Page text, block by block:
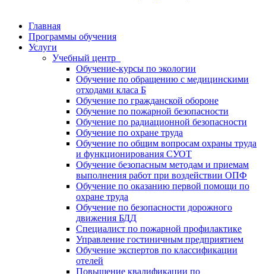
Главная
Программы обучения
Услуги
Учебный центр
Обучение-курсы по экологии
Обучение по обращению с медицинскими
отходами класа Б
Обучение по гражданской обороне
Обучение по пожарной безопасности
Обучение по радиационной безопасности
Обучение по охране труда
Обучение по общим вопросам охраны труда
и функционирования СУОТ
Обучение безопасным методам и приемам
выполнения работ при воздействии ОПФ
Обучение по оказанию первой помощи по
охране труда
Обучение по безопасности дорожного
движения БДД
Специалист по пожарной профилактике
Управление гостиничным предприятием
Обучение экспертов по классификации
отелей
Повышение квалификации по